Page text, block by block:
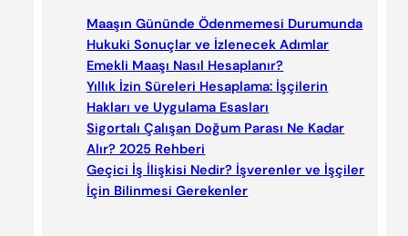
Maaşın Gününde Ödenmemesi Durumunda
Hukuki Sonuçlar ve İzlenecek Adımlar
Emekli Maaşı Nasıl Hesaplanır?
Yıllık İzin Süreleri Hesaplama: İşçilerin
Hakları ve Uygulama Esasları
Sigortalı Çalışan Doğum Parası Ne Kadar
Alır? 2025 Rehberi
Geçici İş İlişkisi Nedir? İşverenler ve İşçiler
İçin Bilinmesi Gerekenler